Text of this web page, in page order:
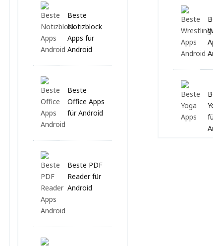
Beste
Notizblock
Apps für
Android
Beste
Office Apps
für Android
Beste PDF
Reader für
Android
für